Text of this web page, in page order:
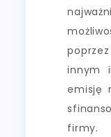
innym
emisję
firmy.